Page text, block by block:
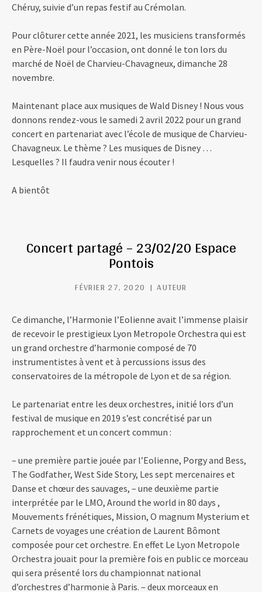
Chéruy, suivie d’un repas festif au Crémolan.
Pour clôturer cette année 2021, les musiciens transformés
en Père-Noël pour l’occasion, ont donné le ton lors du
marché de Noël de Charvieu-Chavagneux, dimanche 28
novembre.
Maintenant place aux musiques de Wald Disney ! Nous vous
donnons rendez-vous le samedi 2 avril 2022 pour un grand
concert en partenariat avec l’école de musique de Charvieu-
Chavagneux. Le thème ? Les musiques de Disney …
Lesquelles ? Il faudra venir nous écouter !
A bientôt
Concert partagé – 23/02/20 Espace
Pontois
FÉVRIER 27, 2020 AUTEUR
Ce dimanche, l’Harmonie l’Eolienne avait l’immense plaisir
de recevoir le prestigieux Lyon Metropole Orchestra qui est
un grand orchestre d’harmonie composé de 70
instrumentistes à vent et à percussions issus des
conservatoires de la métropole de Lyon et de sa région.
Le partenariat entre les deux orchestres, initié lors d’un
festival de musique en 2019 s’est concrétisé par un
rapprochement et un concert commun :
– une première partie jouée par l’Eolienne, Porgy and Bess,
The Godfather, West Side Story, Les sept mercenaires et
Danse et chœur des sauvages, – une deuxième partie
interprétée par le LMO, Around the world in 80 days ,
Mouvements frénétiques, Mission, O magnum Mysterium et
Carnets de voyages une création de Laurent Bômont
composée pour cet orchestre. En effet Le Lyon Metropole
Orchestra jouait pour la première fois en public ce morceau
qui sera présenté lors du championnat national
d’orchestres d’harmonie à Paris. – deux morceaux en